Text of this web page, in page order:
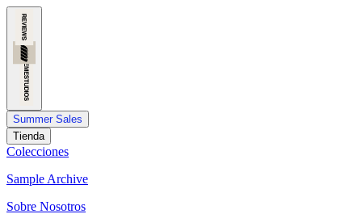
Summer Sales
Tienda
Colecciones
Sample Archive
Sobre Nosotros